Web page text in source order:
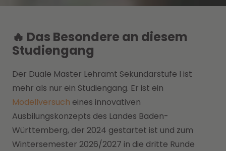
🔥 Das Besondere an diesem
Studiengang
Der Duale Master Lehramt Sekundarstufe I ist
mehr als nur ein Studiengang. Er ist ein
Modellversuch eines innovativen
Ausbilungskonzepts des Landes Baden-
Württemberg, der 2024 gestartet ist und zum
Wintersemester 2026/2027 in die dritte Runde